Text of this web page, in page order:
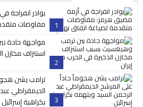
1
بوادر
مفاوضات
2
مواجهة حادة
استنزاف مخازن
3
ترامب يشن
الديمقراطي
بكراهية إسرائيل